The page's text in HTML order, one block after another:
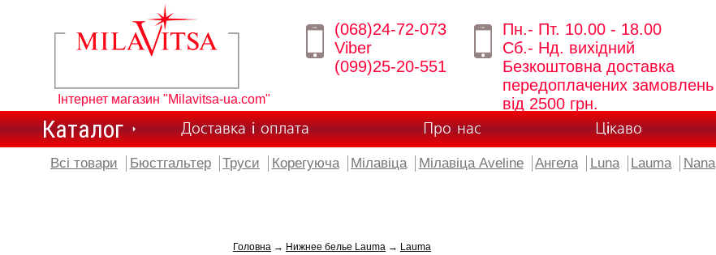
Інтернет магазин "Milavitsa-ua.com"
(068)24-72-073
Viber
(099)25-20-551
Пн.- Пт. 10.00 - 18.00
Сб.- Нд. вихідний
Безкоштовна доставка
передоплачених замовлень
від 2500 грн.
Каталог Доставка і оплата Про нас Цікаво
Всі товари Бюстгальтер Труси Корегуюча Мілавіца Мілавіца Aveline Ангела Luna Lauma Nana
Головна → Нижнее белье Lauma → Lauma